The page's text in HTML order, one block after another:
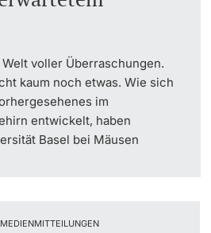
voller Überraschungen.
kaum noch etwas. Wie sich
im
entwickelt, haben
Basel bei Mäusen